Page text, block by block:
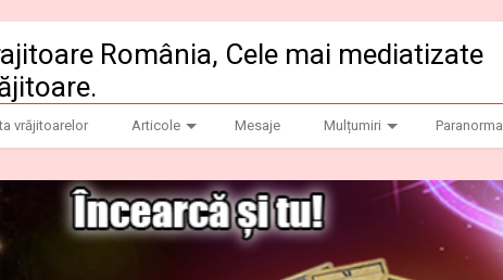
România, Cele mai mediatizate
vrăjitoarelor Articole Mesaje Mulțumiri Paranormal